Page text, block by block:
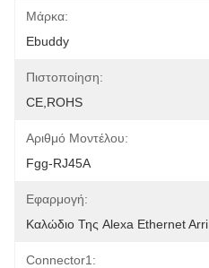
Μάρκα:
Ebuddy
Πιστοποίηση:
CE,ROHS
Αριθμό Μοντέλου:
Fgg-RJ45A
Εφαρμογή:
Καλώδιο Της Alexa Ethernet Arri
Connector1: